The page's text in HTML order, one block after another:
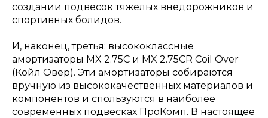
создании подвесок тяжелых внедорожников и
спортивных болидов.
И, наконец, третья: высококлассные
амортизаторы MX 2.75C и MX 2.75CR Coil Over
(Койл Овер). Эти амортизаторы собираются
вручную из высококачественных материалов и
компонентов и спользуются в наиболее
современных подвесках ПроКомп. В настоящее